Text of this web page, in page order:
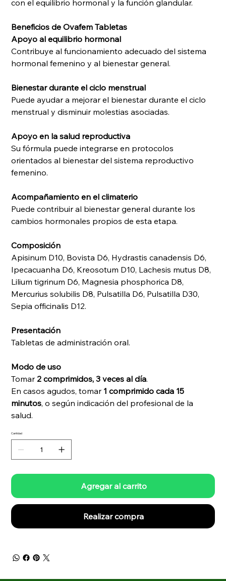
con el equilibrio hormonal y la función glandular.
Beneficios de Ovafem Tabletas
Apoyo al equilibrio hormonal
Contribuye al funcionamiento adecuado del sistema
hormonal femenino y al bienestar general.
Bienestar durante el ciclo menstrual
Puede ayudar a mejorar el bienestar durante el ciclo
menstrual y disminuir molestias asociadas.
Apoyo en la salud reproductiva
Su fórmula puede integrarse en protocolos
orientados al bienestar del sistema reproductivo
femenino.
Acompañamiento en el climaterio
Puede contribuir al bienestar general durante los
cambios hormonales propios de esta etapa.
Composición
Apisinum D10, Bovista D6, Hydrastis canadensis D6,
Ipecacuanha D6, Kreosotum D10, Lachesis mutus D8,
Lilium tigrinum D6, Magnesia phosphorica D8,
Mercurius solubilis D8, Pulsatilla D6, Pulsatilla D30,
Sepia officinalis D12.
Presentación
Tabletas de administración oral.
Modo de uso
Tomar 2 comprimidos, 3 veces al día.
En casos agudos, tomar 1 comprimido cada 15
minutos, o según indicación del profesional de la
salud.
Cantidad
Agregar al carrito
Realizar compra